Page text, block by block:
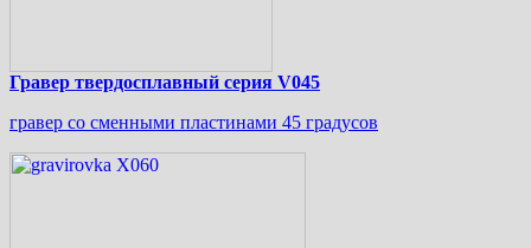
Гравер твердосплавный серия V045
гравер со сменными пластинами 45 градусов